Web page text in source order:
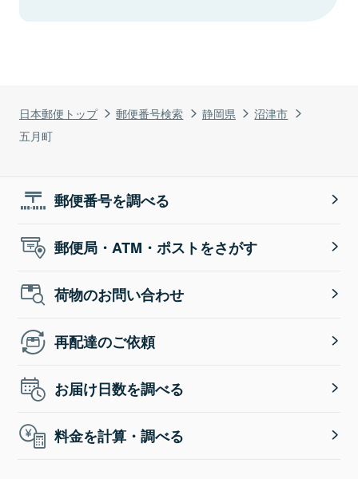
日本郵便トップ 郵便番号検索 静岡県
沼津市
五月町
郵便番号を調べる
郵便局・ATM・ポストをさがす
荷物のお問い合わせ
再配達のご依頼
お届け日数を調べる
料金を計算・調べる